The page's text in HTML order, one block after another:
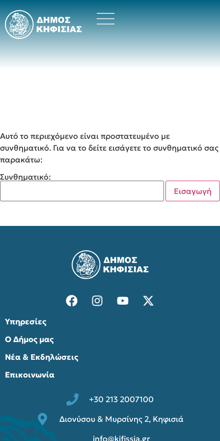
Αυτό το περιεχόμενο είναι προστατευμένο με
συνθηματικό. Για να το δείτε εισάγετε το συνθηματικό σας
παρακάτω:
Συνθηματικό:
Υπηρεσίες
Ο Δήμος μας
Νέα & Εκδηλώσεις
Επικοινωνία
+30 213 2007100
Διονύσου & Μυρσίνης 2, Κηφισιά
info@kifissia.gr